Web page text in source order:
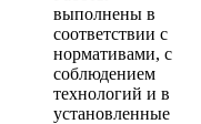
выполнены в
соответствии с
нормативами, с
соблюдением
технологий и в
установленные